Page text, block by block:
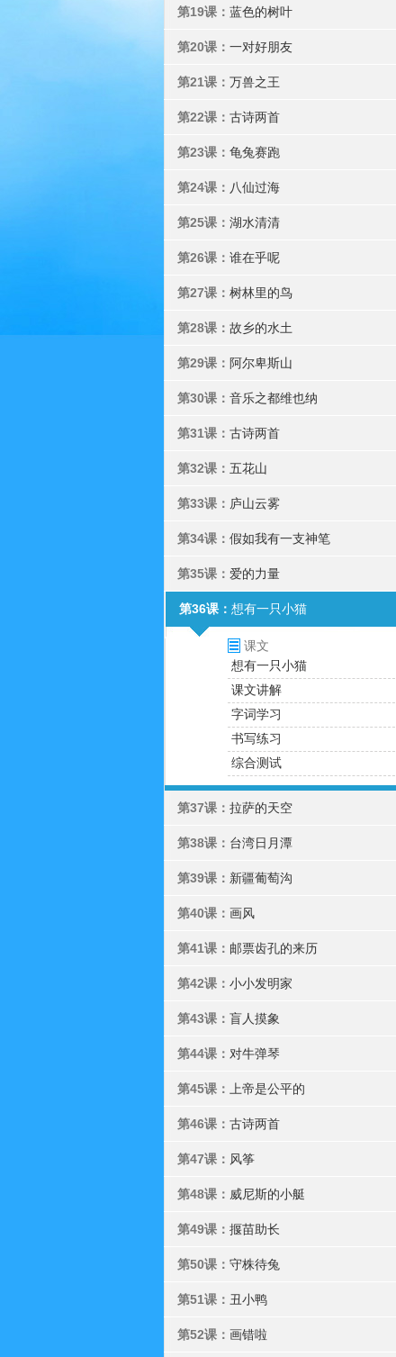
第19课： 蓝色的树叶
第20课： 一对好朋友
第21课： 万兽之王
第22课： 古诗两首
第23课： 龟兔赛跑
第24课： 八仙过海
第25课： 湖水清清
第26课： 谁在乎呢
第27课： 树林里的鸟
第28课： 故乡的水土
第29课： 阿尔卑斯山
第30课： 音乐之都维也纳
第31课： 古诗两首
第32课： 五花山
第33课： 庐山云雾
第34课： 假如我有一支神笔
第35课： 爱的力量
第36课： 想有一只小猫
课文
想有一只小猫
课文讲解
字词学习
书写练习
综合测试
第37课： 拉萨的天空
第38课： 台湾日月潭
第39课： 新疆葡萄沟
第40课： 画风
第41课： 邮票齿孔的来历
第42课： 小小发明家
第43课： 盲人摸象
第44课： 对牛弹琴
第45课： 上帝是公平的
第46课： 古诗两首
第47课： 风筝
第48课： 威尼斯的小艇
第49课： 揠苗助长
第50课： 守株待兔
第51课： 丑小鸭
第52课： 画错啦